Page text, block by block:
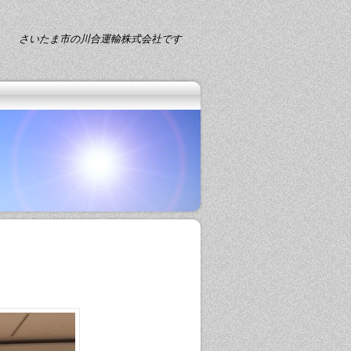
さいたま市の川合運輸株式会社です